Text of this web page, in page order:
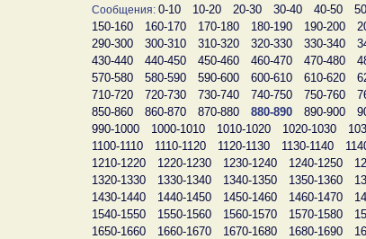
Сообщения: 0-10 10-20 20-30 30-40 40-50
150-160
160-170 170-180 180-190 190-200
290-300
300-310 310-320 320-330 330-340
430-440
440-450 450-460 460-470 470-480
570-580
580-590 590-600 600-610 610-620
710-720
720-730 730-740 740-750 750-760
850-860
860-870 870-880 880-890 890-900
990-1000
1000-1010 1010-1020 1020-1030
1100-1110
1110-1120 1120-1130 1130-1140
1210-1220
1220-1230 1230-1240 1240-1250
1320-1330
1330-1340 1340-1350 1350-1360
1430-1440
1440-1450 1450-1460 1460-1470
1540-1550
1550-1560 1560-1570 1570-1580
1650-1660
1660-1670 1670-1680 1680-1690